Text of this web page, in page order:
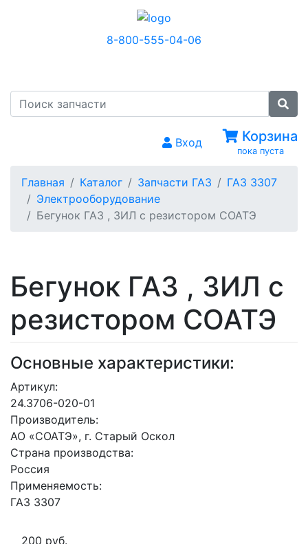
8-800-555-04-06
Вход Корзина
пока пуста
Главная Каталог Запчасти ГАЗ
ГАЗ 3307
Электрооборудование
Бегунок ГАЗ , ЗИЛ с резистором СОАТЭ
Бегунок ГАЗ , ЗИЛ с
резистором СОАТЭ
Основные характеристики:
Артикул:
24.3706-020-01
Производитель:
АО «СОАТЭ», г. Старый Оскол
Страна производства:
Россия
Применяемость:
ГАЗ 3307
200 руб.